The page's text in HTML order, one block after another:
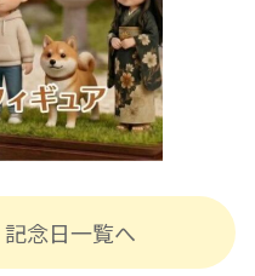
念日一覧へ